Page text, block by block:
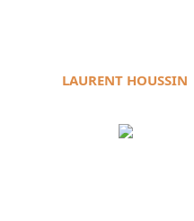
LAURENT HOUSSIN